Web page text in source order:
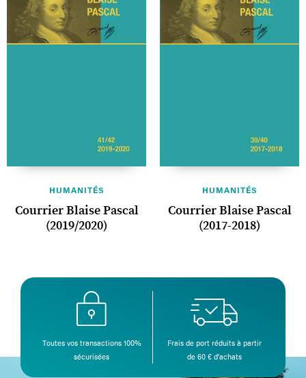
HUMANITÉS
Courrier Blaise Pascal
(2019/2020)
HUMANITÉS
Courrier Blaise Pascal
(2017-2018)
Toutes vos transactions 100%
sécurisées
Frais de port réduits à partir
de 60 € d’achats